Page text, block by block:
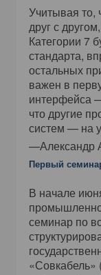
Учитывая то,
друг с
Категории 7
стандарта,
остальных
важен в
интерфейса
что другие
систем — на
—Александр
Первый
В начале
семинар по
«Совкабель»